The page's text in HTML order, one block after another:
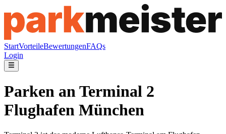
StartVorteileBewertungenFAQs
Login
Parken an Terminal 2
Flughafen München